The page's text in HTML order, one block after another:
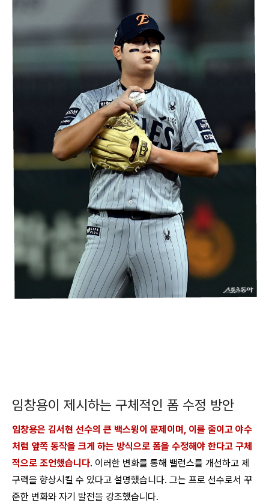
임창용이 제시하는 구체적인 폼 수정 방안
임창용은 김서현 선수의 큰 백스윙이 문제이며, 이를 줄이고 야수
처럼 앞쪽 동작을 크게 하는 방식으로 폼을 수정해야 한다고 구체
적으로 조언했습니다. 이러한 변화를 통해 밸런스를 개선하고 제
구력을 향상시킬 수 있다고 설명했습니다. 그는 프로 선수로서 꾸
준한 변화와 자기 발전을 강조했습니다.